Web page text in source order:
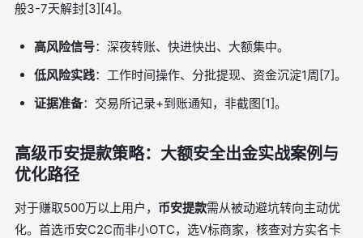
般3-7天解封[3][4]。
高风险信号：深夜转账、快进快出、大额集中。
低风险实践：工作时间操作、分批提现、资金沉淀1周[7]。
证据准备：交易所记录+到账通知，非截图[1]。
高级币安提款策略：大额安全出金实战案例与
优化路径
对于赚取500万以上用户， 币安提款需从被动避坑转向主动优
化。首选币安C2C而非小OTC，选V标商家，核查对方实名卡